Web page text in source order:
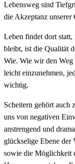
Lebensweg sind
die Akzeptanz
Leben findet dort
bleibt, ist die Qualität
Wie. Wie wir den Weg
leicht einzunehmen,
wichtig.
Scheitern gehört auch
uns von negativen
anstrengend und
glückselige Ebene der
sowie die Möglichkeit